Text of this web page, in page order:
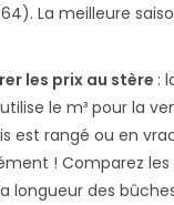
La meilleure
les prix au stère :
le m³ pour la
est rangé ou en
! Comparez les
longueur des